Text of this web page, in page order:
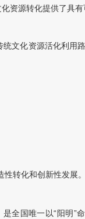
资源转化提供了具有
统文化资源活化利
转化和创新性发展
全国唯一以“阳明”